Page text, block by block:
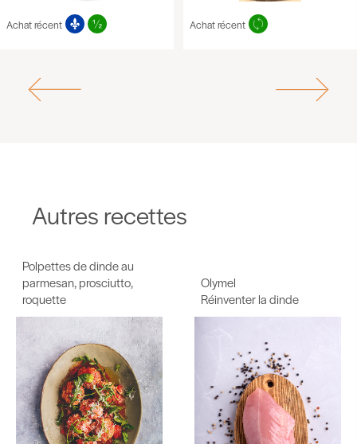
Achat récent Achat récent
Autres recettes
Polpettes de dinde au
parmesan, prosciutto,
roquette
Olymel
Réinventer la dinde